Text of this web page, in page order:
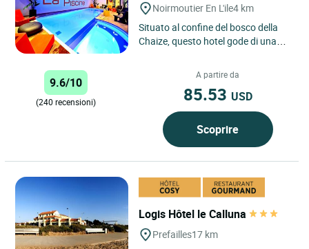
Noirmoutier En L'ile4 km
Situato al confine del bosco della
Chaize, questo hotel gode di una
mare o dal centro città,...
9.6/10
(240 recensioni)
A partire da
85.53 USD
Scoprire
Logis Hôtel le Calluna
Prefailles17 km